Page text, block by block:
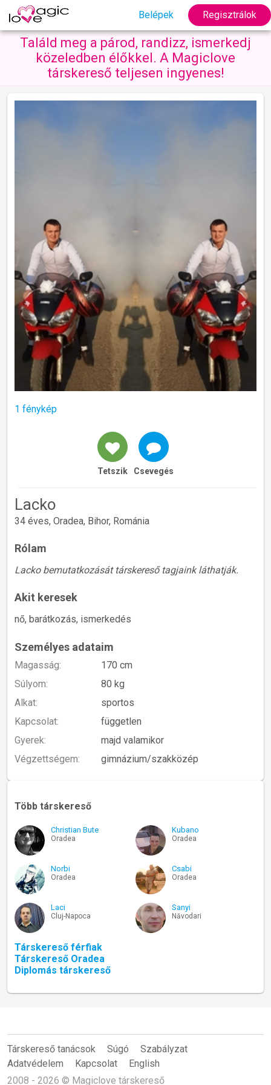
Belépek Regisztrálok
Találd meg a párod, randizz, ismerkedj
közeledben élőkkel. A Magiclove
társkereső teljesen ingyenes!
1 fénykép
Tetszik Csevegés
Lacko
34 éves, Oradea, Bihor, Románia
Rólam
Lacko bemutatkozását társkereső tagjaink láthatják.
Akit keresek
nő, barátkozás, ismerkedés
Személyes adataim
Magasság:
170 cm
Súlyom:
80 kg
Alkat:
sportos
Kapcsolat:
független
Gyerek:
majd valamikor
Végzettségem:
gimnázium/szakközép
Több társkereső
Christian Bute
Oradea
Kubano
Oradea
Norbi
Oradea
Csabi
Oradea
Laci
Cluj-Napoca
Sanyi
Năvodari
Társkereső férfiak
Társkereső Oradea
Diplomás társkereső
Társkereső tanácsok Súgó
Szabályzat
Adatvédelem
Kapcsolat
English
2008 - 2026 © Magiclove társkereső